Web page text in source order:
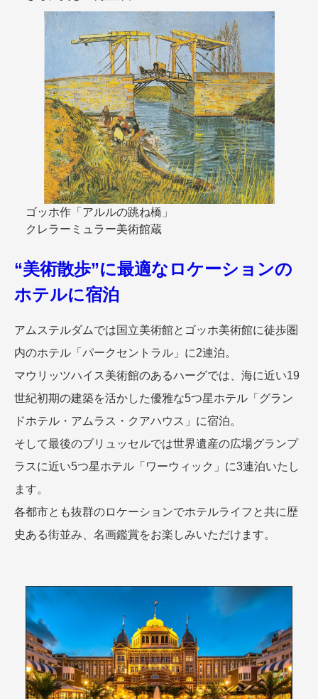
ゴッホ作「アルルの跳ね橋」
クレラーミュラー美術館蔵
“美術散歩”に最適なロケーションの
ホテルに宿泊
アムステルダムでは国立美術館とゴッホ美術館に徒歩圏
内のホテル「パークセントラル」に2連泊。
マウリッツハイス美術館のあるハーグでは、海に近い19
世紀初期の建築を活かした優雅な5つ星ホテル「グラン
ドホテル・アムラス・クアハウス」に宿泊。
そして最後のブリュッセルでは世界遺産の広場グランプ
ラスに近い5つ星ホテル「ワーウィック」に3連泊いたし
ます。
各都市とも抜群のロケーションでホテルライフと共に歴
史ある街並み、名画鑑賞をお楽しみいただけます。